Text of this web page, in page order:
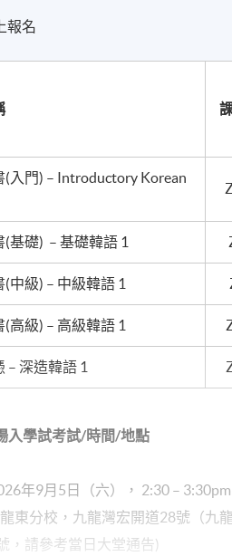
報名
(入門) – Introductory Korean
(基礎) – 基礎韓語 1
中級) – 中級韓語 1
(高級) – 高級韓語 1
– 深造韓語 1
入學試考試/時間/地點
年9月5日（六）， 2:30 – 3:30pm
東分校，九龍灣宏開道28號（九
，請參考當日大堂通告)